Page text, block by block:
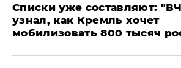
Списки уже составляют:
узнал, как Кремль хочет
мобилизовать 800 тысяч